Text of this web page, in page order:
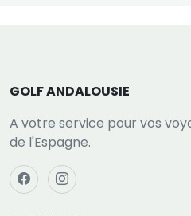
GOLF ANDALOUSIE
A votre service pour vos
de l'Espagne.